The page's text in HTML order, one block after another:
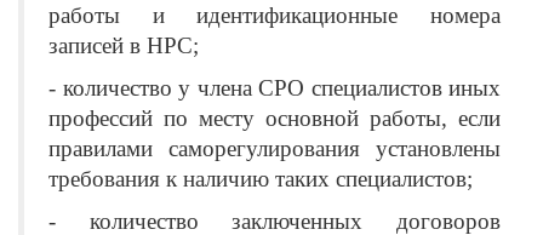
работы и идентификационные номера
записей в НРС;
- количество у члена СРО специалистов иных
профессий по месту основной работы, если
правилами саморегулирования установлены
требования к наличию таких специалистов;
- количество заключенных договоров